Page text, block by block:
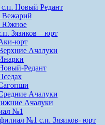
Новый Редант
Вежарий
Южное
Зязиков – юрт
юрт
Ачалуки
Редант
Ачалуки
Ачалуки
№1
№1 с.п. Зязиков- юрт